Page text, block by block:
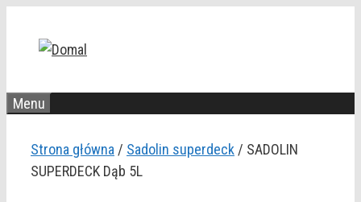
Menu
Strona główna / Sadolin superdeck / SADOLIN
SUPERDECK Dąb 5L